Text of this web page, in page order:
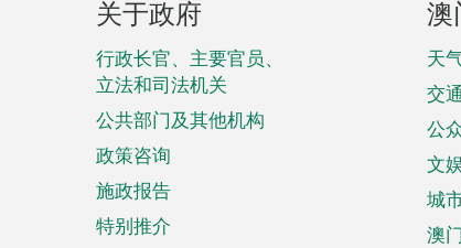
脚
菜
单
关于政府
行政长官、主要官员、
立法和司法机关
公共部门及其他机构
政策咨询
施政报告
特别推介
澳
天
交通
公
文
城
澳